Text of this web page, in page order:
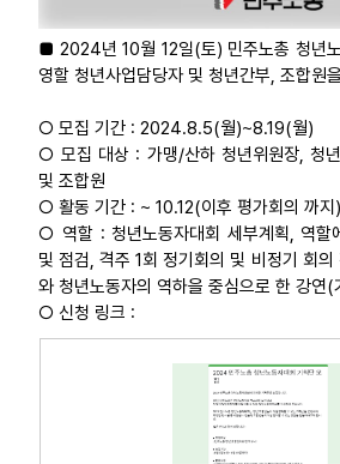
■ 2024년 10월 12일(토) 민주노총 청년
영할 청년사업담당자 및 청년간부, 조합원
○ 모집 기간 : 2024.8.5(월)~8.19(월)
○ 모집 대상 : 가맹/산하 청년위원장, 청
및 조합원
○ 활동 기간 : ~ 10.12(이후 평가회의 까지)
○ 역할 : 청년노동자대회 세부계획, 역할
및 점검, 격주 1회 정기회의 및 비정기 회
와 청년노동자의 역하을 중심으로 한 강연(
○ 신청 링크 :